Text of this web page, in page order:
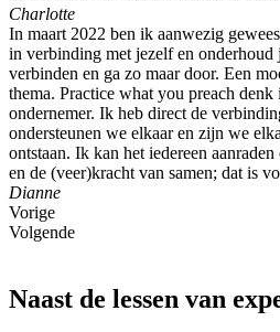
Charlotte
In maart 2022 ben ik aanwezig
in verbinding met jezelf en onderhoud
verbinden en ga zo maar door. Een
thema. Practice what you preach
ondernemer. Ik heb direct de
ondersteunen we elkaar en zijn we
ontstaan. Ik kan het iedereen
en de (veer)kracht van samen; dat is
Dianne
Vorige
Volgende
Naast de lessen van